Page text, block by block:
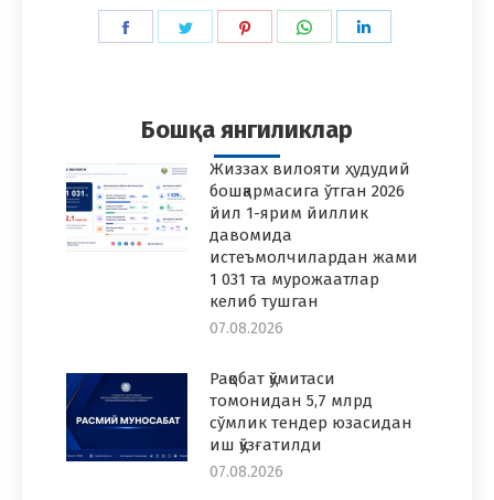
Share
Share
Share
Share
Бошқа янгиликлар
Жиззах вилояти ҳудудий
бошқармасига ўтган 2026
йил 1-ярим йиллик
давомида
истеъмолчилардан жами
1 031 та мурожаатлар
келиб тушган
07.08.2026
Рақобат қўмитаси
томонидан 5,7 млрд
сўмлик тендер юзасидан
иш қўзғатилди
07.08.2026